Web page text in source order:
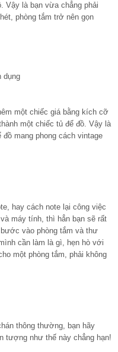
Vậy là bạn vừa chẳng phải
phòng tắm trở nên gọn
dụng
một chiếc giá bằng kích cỡ
một chiếc tủ để đồ. Vậy là
mang phong cách vintage
hay cách note lại công việc
máy tính, thì hẳn bạn sẽ rất
vào phòng tắm và thư
cần làm là gì, hẹn hò với
một phòng tắm, phải không
thông thường, bạn hãy
tượng như thế này chẳng hạn!